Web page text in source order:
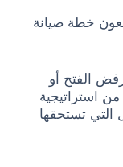
خطة صيانة
الفتح أو
استراتيجية
التي تستحقها